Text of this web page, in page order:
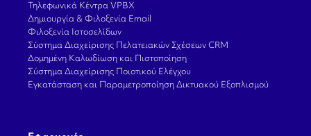
Τηλεφωνικά Κέντρα VPBX
Δημιουργία & Φιλοξενία Email
Φιλοξενία Ιστοσελίδων
Σύστημα Διαχείρισης Πελατειακών Σχέσεων CRM
Δομημένη Καλωδίωση και Πιστοποίηση
Σύστημα Διαχείρισης Ποιοτικού Ελέγχου
Εγκατάσταση και Παραμετροποίηση Δικτυακού Εξοπλισμού